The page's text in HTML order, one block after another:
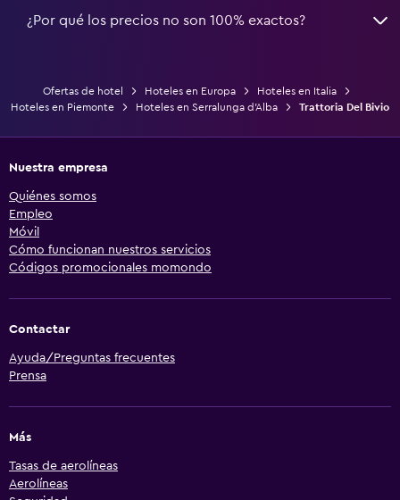
¿Por qué los precios no son 100% exactos?
Ofertas de hotel Hoteles en Europa
Hoteles en Italia
Hoteles en Piemonte
Hoteles en Serralunga d'Alba Trattoria Del Bivio
Nuestra empresa
Quiénes somos
Empleo
Móvil
Cómo funcionan nuestros servicios
Códigos promocionales momondo
Contactar
Ayuda/Preguntas frecuentes
Prensa
Más
Tasas de aerolíneas
Aerolíneas